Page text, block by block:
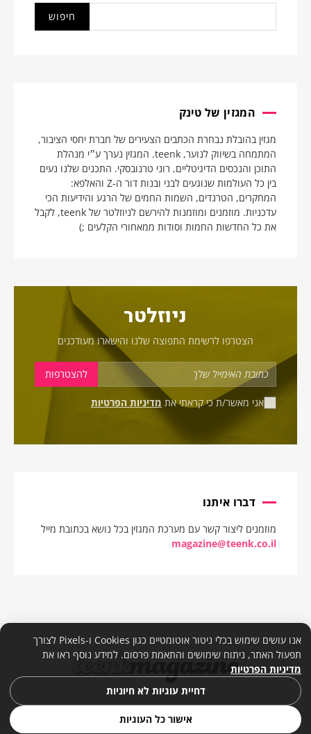
המגזין של טינק
מגזין בהובלת נבחרת הכתבים הצעירים של חברת יחסי הציבור,
המתמחה בשיווק לנוער, teenk. המגזין נערך ע״י מנהלת
התוכן והנכסים הדיגיטליים, רוני טרנובסקי. התכנים שלנו נעים
בין כל העולמות שנוגעים לבני ובנות דור ה-Z והאלפא:
המחקרים, הטרנדים, השמות החמים של הרגע והידיעות הכי
עדכניות. מוזמנים ומוזמנות להירשם לניוזלטר של teenk, לקבל
את כל החדשות החמות וסודות ממאחורי הקלעים ;)
ניוזלטר
הצטרפו לרשימת התפוצה שלנו והישארו מעודכנים
אני מאשר/ת כי קראתי את מדיניות הפרטיות
דברו איתנו
מוזמנים ליצור קשר עם מערכת המגזין בכל נושא בכתובת מייל
magazine@teenk.co.il
מדיניות פרטיות
אנו עושים שימוש בכלי ניטור אוטומטיים כגון Cookies ו-Pixels לצורך
תפעול האתר, ניתוח שימושים והתאמת פרסום. למידע נוסף ראו את
מדיניות הפרטיות
דחיית עוגיות לא חיוניות
אישור כל העוגיות